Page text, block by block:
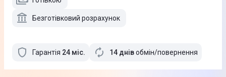
Безготівковий розрахунок
Гарантія 24 міс. 14 днівобмін/повернення